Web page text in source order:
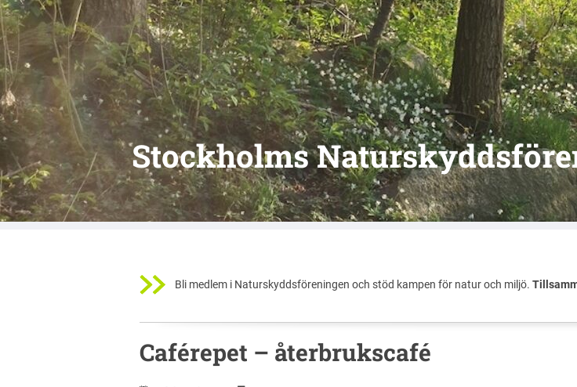
Stockholms
Bli medlem i Naturskyddsföreningen och stöd kampen för natur och miljö.
Caférepet – återbrukscafé